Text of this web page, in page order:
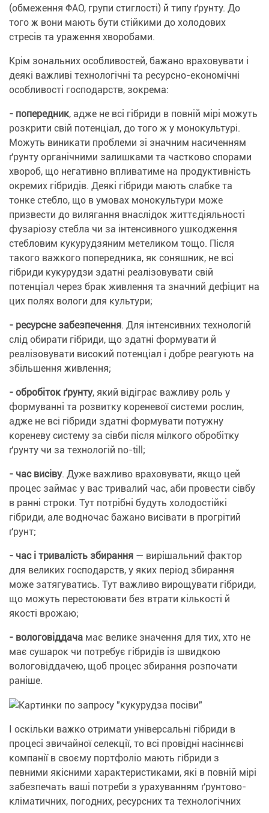
(обмеження ФАО, групи стиглості) й типу ґрунту. До
того ж вони мають бути стійкими до холодових
стресів та ураження хворобами.
Крім зональних особливостей, бажано враховувати і
деякі важливі технологічні та ресурсно-економічні
особливості господарств, зокрема:
- попередник, адже не всі гібриди в повній мірі можуть
розкрити свій потенціал, до того ж у монокультурі.
Можуть виникати проблеми зі значним насиченням
ґрунту органічними залишками та частково спорами
хвороб, що негативно впливатиме на продуктивність
окремих гібридів. Деякі гібриди мають слабке та
тонке стебло, що в умовах монокультури може
призвести до вилягання внаслідок життєдіяльності
фузаріозу стебла чи за інтенсивного ушкодження
стебловим кукурудзяним метеликом тощо. Після
такого важкого попередника, як соняшник, не всі
гібриди кукурудзи здатні реалізовувати свій
потенціал через брак живлення та значний дефіцит на
цих полях вологи для культури;
- ресурсне забезпечення. Для інтенсивних технологій
слід обирати гібриди, що здатні формувати й
реалізовувати високий потенціал і добре реагують на
збільшення живлення;
- обробіток ґрунту, який відіграє важливу роль у
формуванні та розвитку кореневої системи рослин,
адже не всі гібриди здатні формувати потужну
кореневу систему за сівби після мілкого обробітку
ґрунту чи за технологій no-till;
- час висіву. Дуже важливо враховувати, якщо цей
процес займає у вас тривалий час, аби провести сівбу
в ранні строки. Тут потрібні будуть холодостійкі
гібриди, але водночас бажано висівати в прогрітий
ґрунт;
- час і тривалість збирання — вирішальний фактор
для великих господарств, у яких період збирання
може затягуватись. Тут важливо вирощувати гібриди,
що можуть перестоювати без втрати кількості й
якості врожаю;
- вологовіддача має велике значення для тих, хто не
має сушарок чи потребує гібридів із швидкою
вологовіддачею, щоб процес збирання розпочати
раніше.
І оскільки важко отримати універсальні гібриди в
процесі звичайної селекції, то всі провідні насіннєві
компанії в своєму портфоліо мають гібриди з
певними якісними характеристиками, які в повній мірі
забезпечать ваші потреби з урахуванням ґрунтово-
кліматичних, погодних, ресурсних та технологічних